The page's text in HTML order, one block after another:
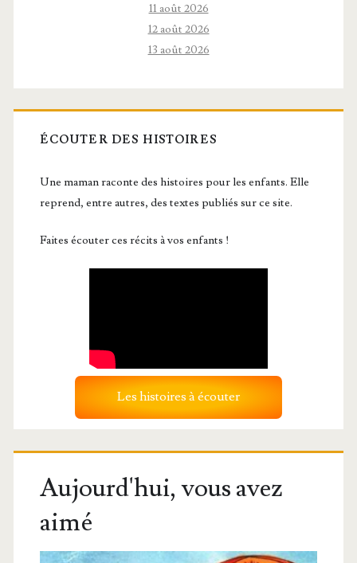
11 août 2026
12 août 2026
13 août 2026
ÉCOUTER DES HISTOIRES
Une maman raconte des histoires pour les enfants. Elle
reprend, entre autres, des textes publiés sur ce site.
Faites écouter ces récits à vos enfants !
Les histoires à écouter
Aujourd'hui, vous avez
aimé